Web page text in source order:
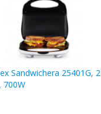
Sandwichera 25401G, 2
700W